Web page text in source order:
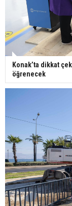
Konak’ta dikkat
öğrenecek